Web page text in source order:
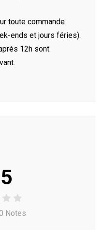
toute commande
ends et jours féries).
12h sont
Notes